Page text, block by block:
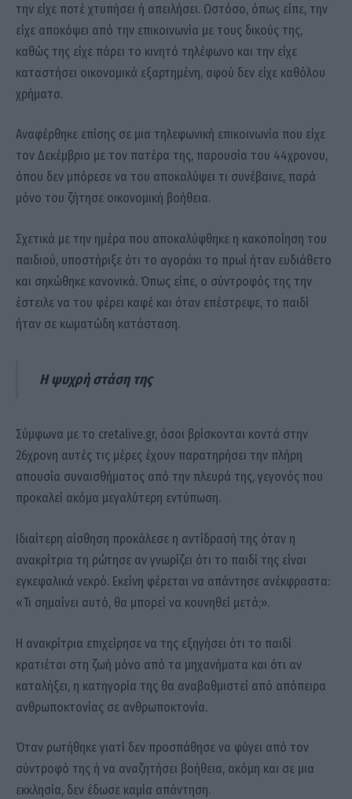
την είχε ποτέ χτυπήσει ή απειλήσει. Ωστόσο, όπως είπε, την
είχε αποκόψει από την επικοινωνία με τους δικούς της,
καθώς της είχε πάρει το κινητό τηλέφωνο και την είχε
καταστήσει οικονομικά εξαρτημένη, αφού δεν είχε καθόλου
χρήματα.
Αναφέρθηκε επίσης σε μια τηλεφωνική επικοινωνία που είχε
τον Δεκέμβριο με τον πατέρα της, παρουσία του 44χρονου,
όπου δεν μπόρεσε να του αποκαλύψει τι συνέβαινε, παρά
μόνο του ζήτησε οικονομική βοήθεια.
Σχετικά με την ημέρα που αποκαλύφθηκε η κακοποίηση του
παιδιού, υποστήριξε ότι το αγοράκι το πρωί ήταν ευδιάθετο
και σηκώθηκε κανονικά. Όπως είπε, ο σύντροφός της την
έστειλε να του φέρει καφέ και όταν επέστρεψε, το παιδί
ήταν σε κωματώδη κατάσταση.
Η ψυχρή στάση της
Σύμφωνα με το cretalive.gr, όσοι βρίσκονται κοντά στην
26χρονη αυτές τις μέρες έχουν παρατηρήσει την πλήρη
απουσία συναισθήματος από την πλευρά της, γεγονός που
προκαλεί ακόμα μεγαλύτερη εντύπωση.
Ιδιαίτερη αίσθηση προκάλεσε η αντίδρασή της όταν η
ανακρίτρια τη ρώτησε αν γνωρίζει ότι το παιδί της είναι
εγκεφαλικά νεκρό. Εκείνη φέρεται να απάντησε ανέκφραστα:
«Τι σημαίνει αυτό, θα μπορεί να κουνηθεί μετά;».
Η ανακρίτρια επιχείρησε να της εξηγήσει ότι το παιδί
κρατιέται στη ζωή μόνο από τα μηχανήματα και ότι αν
καταλήξει, η κατηγορία της θα αναβαθμιστεί από απόπειρα
ανθρωποκτονίας σε ανθρωποκτονία.
Όταν ρωτήθηκε γιατί δεν προσπάθησε να φύγει από τον
σύντροφό της ή να αναζητήσει βοήθεια, ακόμη και σε μια
εκκλησία, δεν έδωσε καμία απάντηση.